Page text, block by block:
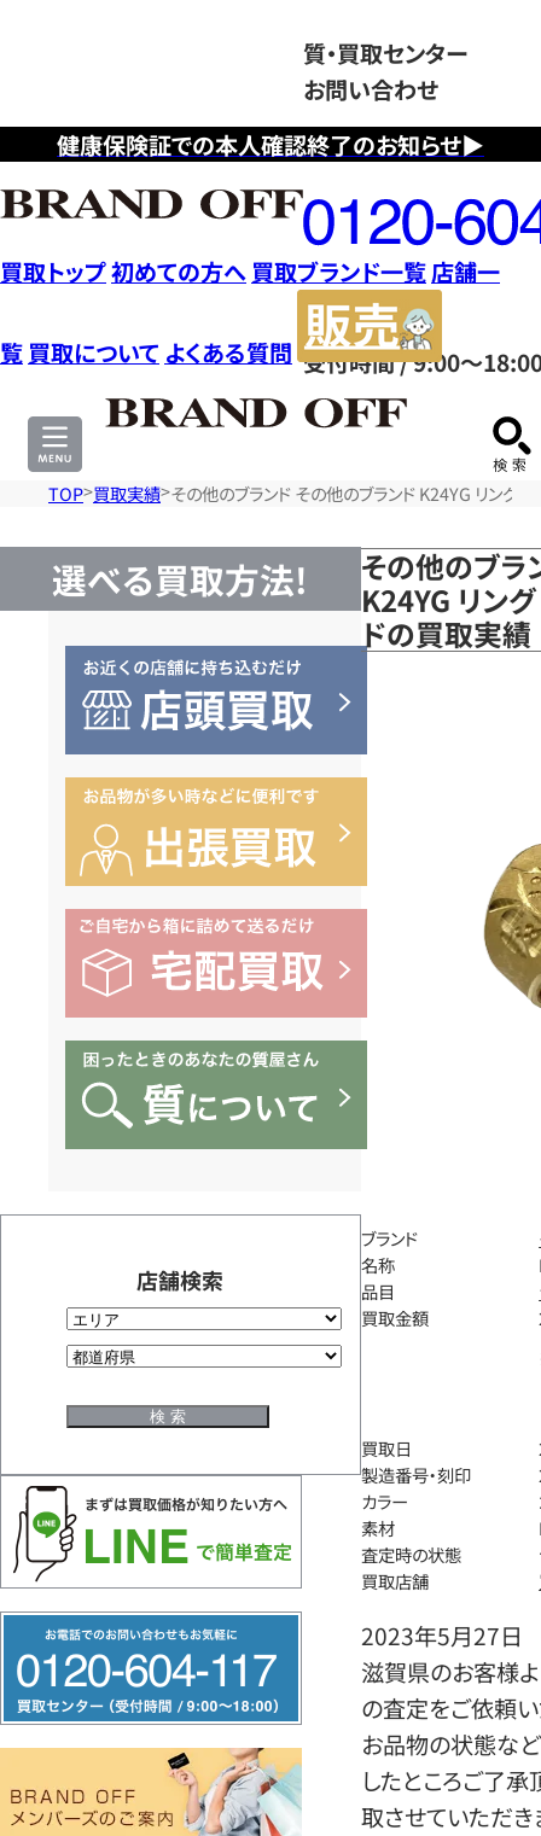
健康保険証での本人確認終了のお知らせ▶
質・買取センター
お問い合わせ
フ
リ
ー
ダ
イ
ヤ
ル
0120604117
受付時間 / 9:00～
買取トップ初めての方へ 買取ブランド一覧店舗一
覧 買取について よくある質問
サ
TOP 買取実績 その他のブランド その他のブランド K24YG リング
選べる買取方法!
店舗検索
リ
ー
ヤ
その他のブラ
K24YG リン
ドの買取実績
ブランド
名称
品目
買取金額
買取日
製造番号・刻印
カラー
素材
査定時の状態
買取店舗
2023年5月27日
滋賀県のお客様よ
の査定をご依頼い
お品物の状態など
したところご了
取させていただき